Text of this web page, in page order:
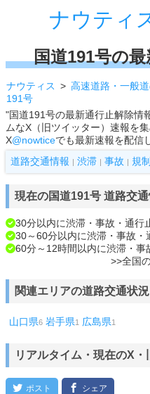
ナウティ
国道191号の
ナウティス 高速道路・一般
191号
"国道191号の最新通行止解除情
ムなX（旧ツイッター）速報を
X@nowticeでも最新速報を配信
道路交通情報
渋滞 事故 規制
現在の国道191号 道路交
30分以内に渋滞・事故・通行
30～60分以内に渋滞・事故・
60分～12時間以内に渋滞・事
>>全国
関連エリアの道路交通状況
山口県6 岩手県1 広島県1
リアルタイム・現在のX